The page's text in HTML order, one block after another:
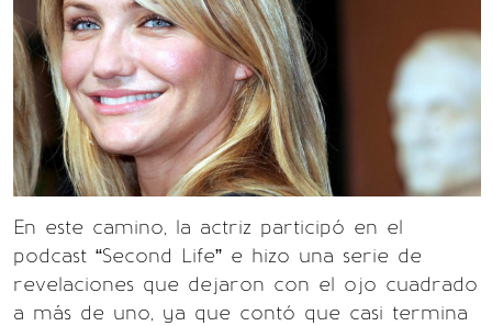
En este camino, la actriz participó en el
podcast “Second Life” e hizo una serie de
revelaciones que dejaron con el ojo cuadrado
a más de uno, ya que contó que casi termina